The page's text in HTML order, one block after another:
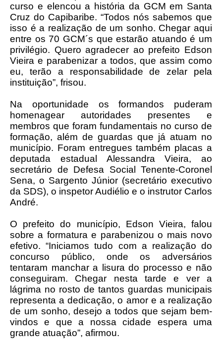
curso e elencou a história da GCM em Santa
Cruz do Capibaribe. “Todos nós sabemos que
isso é a realização de um sonho. Chegar aqui
entre os 70 GCM´s que estarão atuando é um
privilégio. Quero agradecer ao prefeito Edson
Vieira e parabenizar a todos, que assim como
eu, terão a responsabilidade de zelar pela
instituição”, frisou.
Na oportunidade os formandos puderam
homenagear autoridades presentes e
membros que foram fundamentais no curso de
formação, além de guardas que já atuam no
município. Foram entregues também placas a
deputada estadual Alessandra Vieira, ao
secretário de Defesa Social Tenente-Coronel
Sena, o Sargento Júnior (secretário executivo
da SDS), o inspetor Audiélio e o instrutor Carlos
André.
O prefeito do município, Edson Vieira, falou
sobre a formatura e parabenizou o mais novo
efetivo. “Iniciamos tudo com a realização do
concurso público, onde os adversários
tentaram manchar a lisura do processo e não
conseguiram. Chegar nesta tarde e ver a
lágrima no rosto de tantos guardas municipais
representa a dedicação, o amor e a realização
de um sonho, desejo a todos que sejam bem-
vindos e que a nossa cidade espera uma
grande atuação”, afirmou.